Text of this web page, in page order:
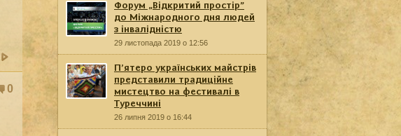
0
Форум „Відкритий простір”
до Міжнародного дня людей
з інвалідністю
29 листопада 2019 о 12:56
П’ятеро українських майстрів
представили традиційне
мистецтво на фестивалі в
Туреччині
26 липня 2019 о 16:44